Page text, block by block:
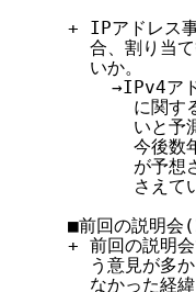
+ IPアドレス
合、割り当
    いか。
→IPv4アド
に関す
いと予
今後数
が予想
さえて
■前回の説明会
+ 前回の説明会
う意見が多か
なかった経緯